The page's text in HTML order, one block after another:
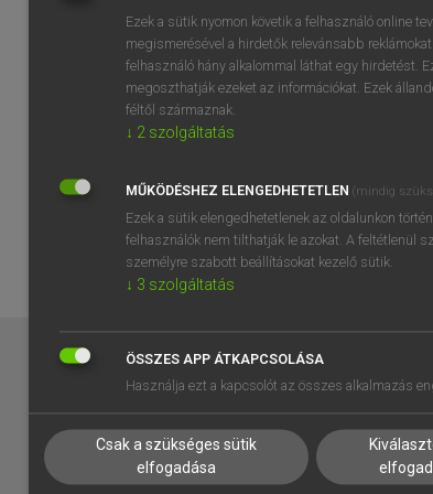
BELÉPÉS
EGYÉNI FELHASZNÁLÓKNAK
TANULÓKNAK
VÁLLALATI MEGOLDÁSOK
SÚGÓ
RÓLUNK
SÜTI BEÁLLÍTÁSOK
Ezek a sütik nyomon követik a felhasználó online
megismerésével a hirdetők relevánsabb
felhasználó hány alkalommal láthat egy hirdetést.
megoszthatják ezeket az információkat. Ezek
féltől származnak.
↓ 2 szolgáltatás
MŰKÖDÉSHEZ ELENGEDHETETLEN (mindig
Ezek a sütik elengedhetetlenek az oldalunkon
felhasználók nem tilthatják le azokat. A feltétlenül
személyre szabott beállításokat kezelő sütik.
↓ 3 szolgáltatás
ÖSSZES APP ÁTKAPCSOLÁSA
Használja ezt a kapcsolót az összes alkalmazás
Csak a szükséges sütik
elfogadása